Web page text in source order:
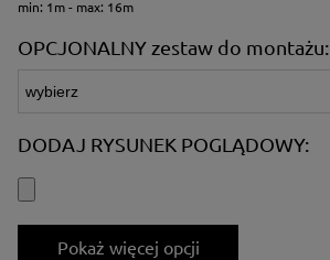
min: 1m - max: 16m
OPCJONALNY zestaw do montażu:
DODAJ RYSUNEK POGLĄDOWY:
Pokaż więcej opcji